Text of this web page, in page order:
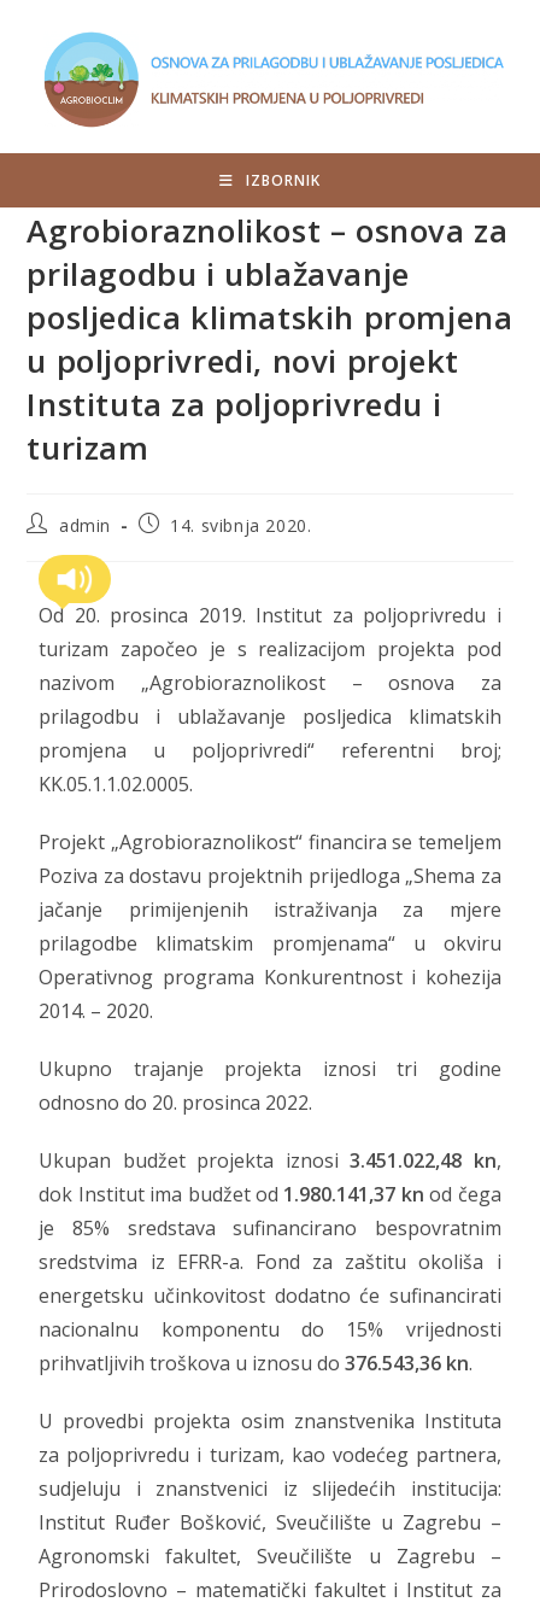
IZBORNIK
Agrobioraznolikost – osnova za
prilagodbu i ublažavanje
posljedica klimatskih promjena
u poljoprivredi, novi projekt
Instituta za poljoprivredu i
turizam
admin 14. svibnja 2020.
Od 20. prosinca 2019. Institut za poljoprivredu i
turizam započeo je s realizacijom projekta pod
nazivom „Agrobioraznolikost – osnova za
prilagodbu i ublažavanje posljedica klimatskih
promjena u poljoprivredi“ referentni broj;
KK.05.1.1.02.0005.
Projekt „Agrobioraznolikost“ financira se temeljem
Poziva za dostavu projektnih prijedloga „Shema za
jačanje primijenjenih istraživanja za mjere
prilagodbe klimatskim promjenama“ u okviru
Operativnog programa Konkurentnost i kohezija
2014. – 2020.
Ukupno trajanje projekta iznosi tri godine
odnosno do 20. prosinca 2022.
Ukupan budžet projekta iznosi3.451.022,48 kn,
dok Institut ima budžet od 1.980.141,37 kn od čega
je 85% sredstava sufinancirano bespovratnim
sredstvima iz EFRR-a. Fond za zaštitu okoliša i
energetsku učinkovitost dodatno će sufinancirati
nacionalnu komponentu do 15% vrijednosti
prihvatljivih troškova u iznosu do376.543,36 kn.
U provedbi projekta osim znanstvenika Instituta
za poljoprivredu i turizam, kao vodećeg partnera,
sudjeluju i znanstvenici iz slijedećih institucija:
Institut Ruđer Bošković, Sveučilište u Zagrebu –
Agronomski fakultet, Sveučilište u Zagrebu –
Prirodoslovno – matematički fakultet i Institut za